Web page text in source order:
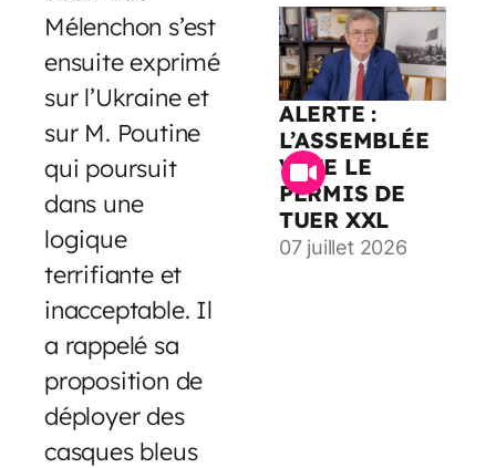
Mélenchon s’est
ensuite exprimé
sur l’Ukraine et
sur M. Poutine
qui poursuit
dans une
logique
terrifiante et
inacceptable. Il
a rappelé sa
proposition de
déployer des
casques bleus
ALERTE :
L’ASSEMBLÉE
VOTE LE
PERMIS DE
TUER XXL
07 juillet 2026